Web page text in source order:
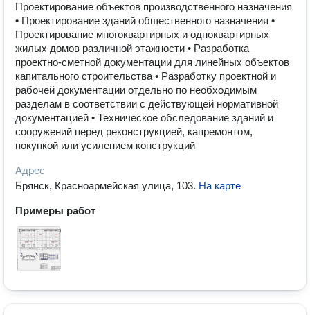
Проектирование объектов производственного назначения
• Проектирование зданий общественного назначения •
Проектирование многоквартирных и одноквартирных
жилых домов различной этажности • Разработка
проектно-сметной документации для линейных объектов
капитального строительства • Разработку проектной и
рабочей документации отдельно по необходимым
разделам в соответствии с действующей нормативной
документацией • Техническое обследование зданий и
сооружений перед реконструкцией, капремонтом,
покупкой или усилением конструкций
Адрес
Брянск, Красноармейская улица, 103. На карте
Примеры работ